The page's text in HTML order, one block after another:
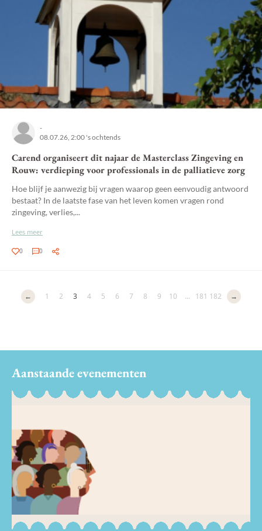
-
08.07.26, 2:00 's ochtends
Carend organiseert dit najaar de Masterclass Zingeving en
Rouw: verdieping voor professionals in de palliatieve zorg
Hoe blijf je aanwezig bij vragen waarop geen eenvoudig antwoord
bestaat? In de laatste fase van het leven komen vragen rond
zingeving, verlies,...
Lees meer
0 0
← 1 2 3 4 5 6 7 8 9 10 ... 181 182 →
Aanstaande evenementen